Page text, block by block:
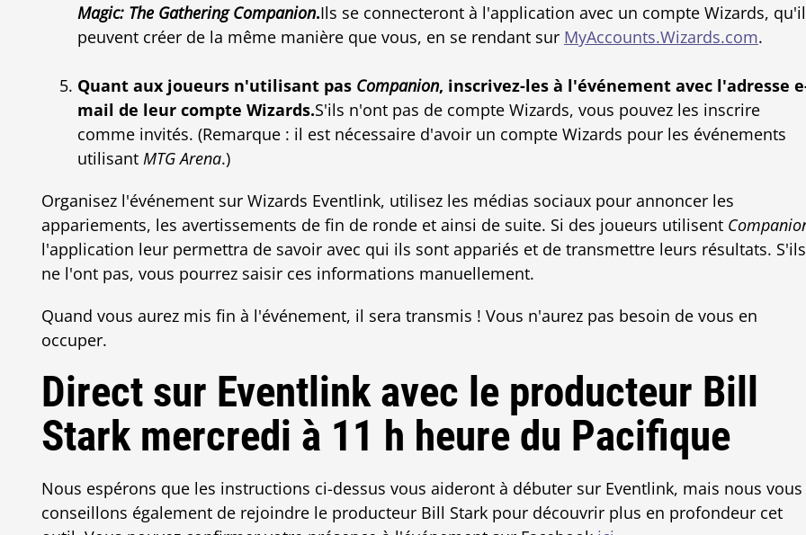
Magic: The Gathering Companion.Ils se connecteront à l'application avec un compte Wizards,
peuvent créer de la même manière que vous, en se rendant sur MyAccounts.Wizards.com.
Quant aux joueurs n'utilisant pas Companion, inscrivez-les à l'événement avec l'adresse
mail de leur compte Wizards.S'ils n'ont pas de compte Wizards, vous pouvez les inscrire
comme invités. (Remarque : il est nécessaire d'avoir un compte Wizards pour les événements
utilisant MTG Arena.)
Organisez l'événement sur Wizards Eventlink, utilisez les médias sociaux pour annoncer les
appariements, les avertissements de fin de ronde et ainsi de suite. Si des joueurs utilisent
l'application leur permettra de savoir avec qui ils sont appariés et de transmettre leurs résultats. S'ils
ne l'ont pas, vous pourrez saisir ces informations manuellement.
Quand vous aurez mis fin à l'événement, il sera transmis ! Vous n'aurez pas besoin de vous en
occuper.
Direct sur Eventlink avec le producteur Bill
Stark mercredi à 11 h heure du Pacifique
Nous espérons que les instructions ci-dessus vous aideront à débuter sur Eventlink, mais nous vous
conseillons également de rejoindre le producteur Bill Stark pour découvrir plus en profondeur cet